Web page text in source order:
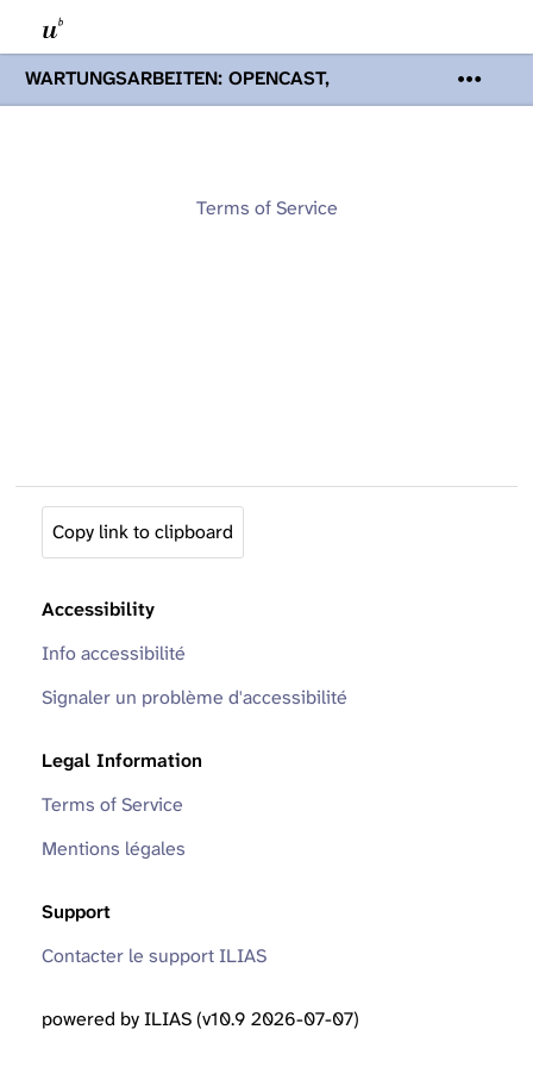
WARTUNGSARBEITEN: OPENCAST,
PODCASTS & TOBIRA
Mi 19. August
Opencast-Videos und Tobira nicht zur
Terms of Service
Copy link to clipboard
Accessibility
Info accessibilité
Signaler un problème d'accessibilité
Legal Information
Terms of Service
Mentions légales
Support
Contacter le support ILIAS
powered by ILIAS (v10.9 2026-07-07)